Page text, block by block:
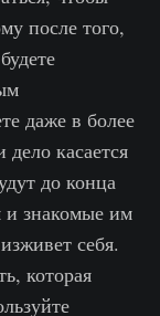
после того,
даже в более
касается
до конца
и знакомые им
себя.
которая